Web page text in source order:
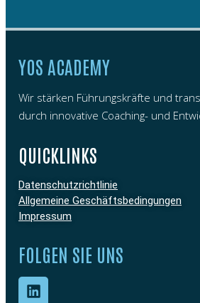
YOS ACADEMY
Wir stärken Führungskräfte und
durch innovative Coaching- und
QUICKLINKS
Datenschutzrichtlinie
Allgemeine Geschäftsbedingungen
Impressum
FOLGEN SIE UNS